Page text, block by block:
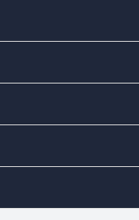
مستوى من الدقة